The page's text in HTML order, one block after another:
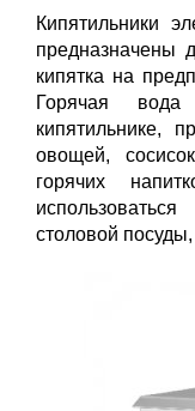
Кипятильники
предназначены
кипятка на
Горячая вода
кипятильнике,
овощей,
горячих
столовой